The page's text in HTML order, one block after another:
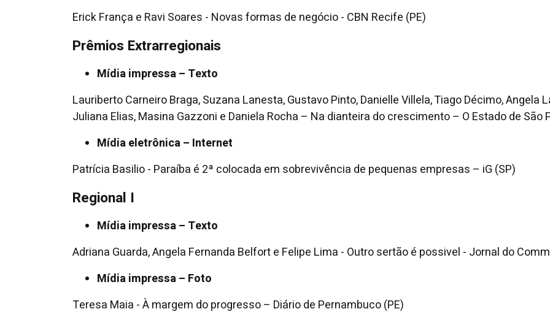
Erick França e Ravi Soares - Novas formas de negócio - CBN Recife (PE)
Prêmios Extrarregionais
Mídia impressa – Texto
Lauriberto Carneiro Braga, Suzana Lanesta, Gustavo Pinto, Danielle Villela, Tiago Décimo, Angela
Juliana Elias, Masina Gazzoni e Daniela Rocha – Na dianteira do crescimento – O Estado de São
Mídia eletrônica – Internet
Patrícia Basilio - Paraíba é 2ª colocada em sobrevivência de pequenas empresas – iG (SP)
Regional I
Mídia impressa – Texto
Adriana Guarda, Angela Fernanda Belfort e Felipe Lima - Outro sertão é possivel - Jornal do
Mídia impressa – Foto
Teresa Maia - À margem do progresso – Diário de Pernambuco (PE)